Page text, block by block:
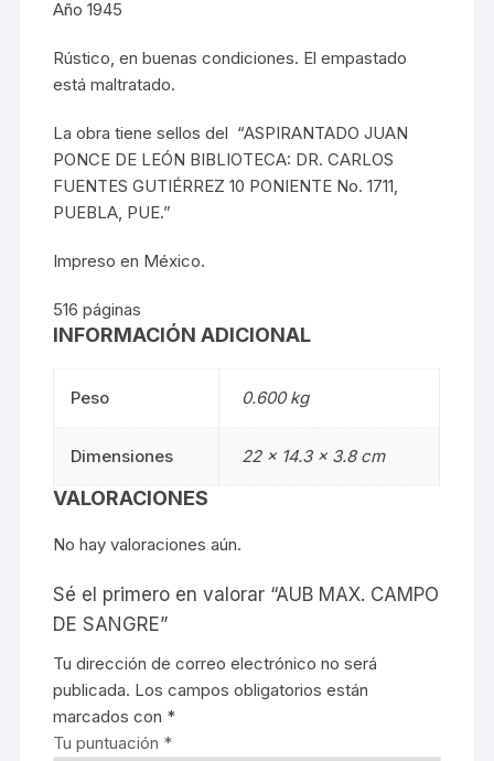
Año 1945
Rústico, en buenas condiciones. El empastado
está maltratado.
La obra tiene sellos del “ASPIRANTADO JUAN
PONCE DE LEÓN BIBLIOTECA: DR. CARLOS
FUENTES GUTIÉRREZ 10 PONIENTE No. 1711,
PUEBLA, PUE.”
Impreso en México.
516 páginas
INFORMACIÓN ADICIONAL
Peso 0.600 kg
Dimensiones 22 × 14.3 × 3.8 cm
VALORACIONES
No hay valoraciones aún.
Sé el primero en valorar “AUB MAX. CAMPO
DE SANGRE”
Tu dirección de correo electrónico no será
publicada. Los campos obligatorios están
marcados con *
Tu puntuación *